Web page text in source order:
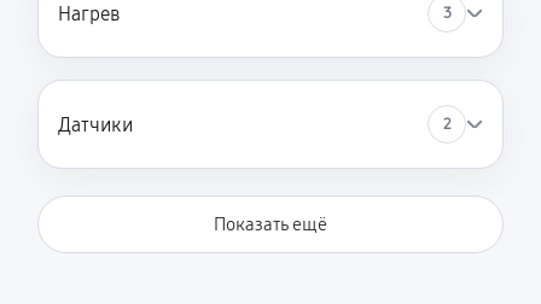
Нагрев 3
Датчики 2
Показать ещё